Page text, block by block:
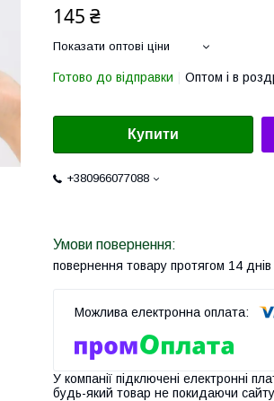
145 ₴
Показати оптові ціни
Готово до відправки Оптом і в
Купити
+380966077088
повернення товару протягом 14 днів
У компанії підключені електронні
будь-який товар не покидаючи